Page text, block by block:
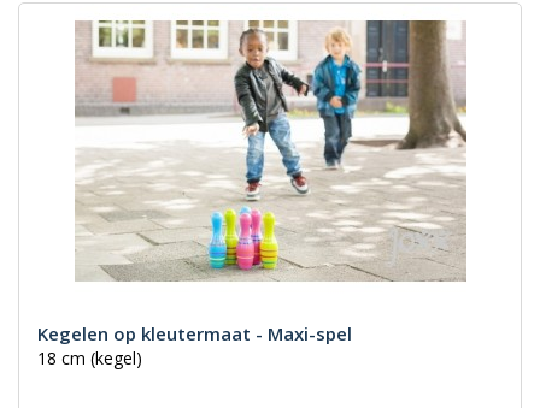
Kegelen op kleutermaat - Maxi-spel
18 cm (kegel)